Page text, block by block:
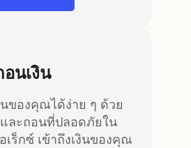
นเงิน
ของคุณได้ง่าย ๆ ด้วย
ละถอนที่ปลอดภัยใน
ร็กซ์ เข้าถึงเงินของคุณ